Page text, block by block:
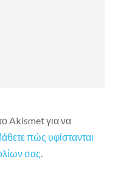
Akismet για να
πώς υφίστανται
σας.